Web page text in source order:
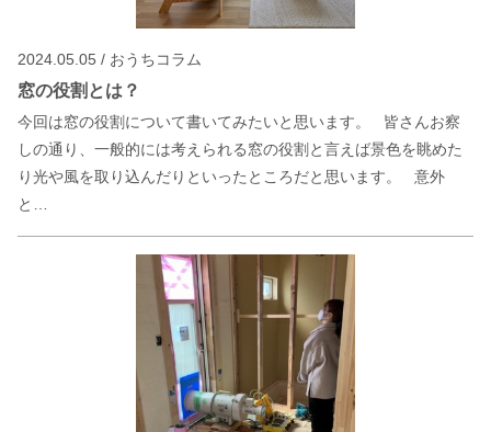
2024.05.05 / おうちコラム
窓の役割とは？
今回は窓の役割について書いてみたいと思います。 皆さんお察
しの通り、一般的には考えられる窓の役割と言えば景色を眺めた
り光や風を取り込んだりといったところだと思います。 意外
と…